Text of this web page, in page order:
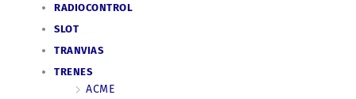
RADIOCONTROL
SLOT
TRANVIAS
TRENES
ACME